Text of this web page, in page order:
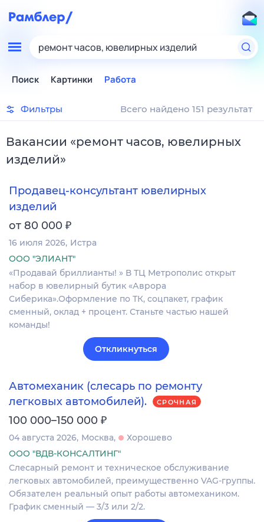
ремонт часов, ювелирных изделий
Поиск Картинки Работа
Фильтры Всего найдено 151 результат
Вакансии «ремонт часов, ювелирных
изделий»
Продавец-консультант ювелирных
изделий
от 80 000 ₽
16 июля 2026 Истра
ООО "ЭЛИАНТ"
«Продавай бриллианты! » В ТЦ Метрополис открыт
набор в ювелирный бутик «Аврора
Сиберика».Оформление по ТК, соцпакет, график
сменный, оклад + процент. Станьте частью нашей
команды!
Откликнуться
Автомеханик (слесарь по ремонту
легковых автомобилей).
СРОЧНАЯ
100 000–150 000 ₽
04 августа 2026 Москва
Хорошево
ООО "ВДВ-КОНСАЛТИНГ"
Слесарный ремонт и техническое обслуживание
легковых автомобилей, преимущественно VAG-группы.
Обязателен реальный опыт работы автомехаником.
График сменный — 3/3 или 2/2.